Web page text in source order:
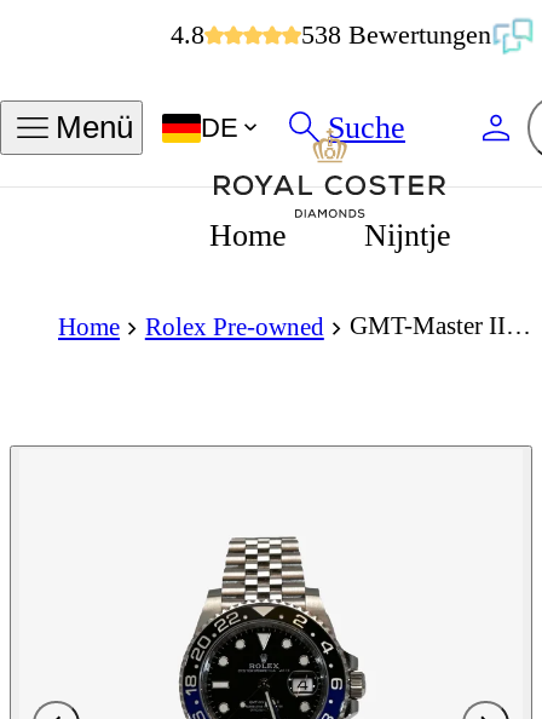
4.8 538 Bewertungen
Menü DE Suche
Home Nijntje
Home Rolex Pre-owned GMT-Master II 126710BLNR 'Batgirl'